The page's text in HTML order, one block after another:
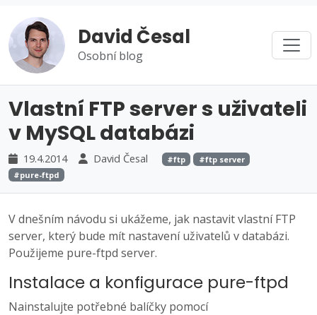
David Česal
Osobní blog
Vlastní FTP server s uživateli
v MySQL databázi
19.4.2014 David Česal #ftp
#ftp server
#pure-ftpd
V dnešním návodu si ukážeme, jak nastavit vlastní FTP
server, který bude mít nastavení uživatelů v databázi.
Použijeme pure-ftpd server.
Instalace a konfigurace pure-ftpd
Nainstalujte potřebné balíčky pomocí